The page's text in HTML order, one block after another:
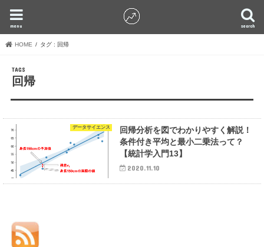
search
menu
HOME タグ : 回帰
回帰
データサイエンス
回帰分析を図でわかりやすく解説！
条件付き平均と最小二乗法って？
【統計学入門13】
2020.11.10